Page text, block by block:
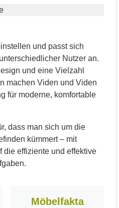
und passt sich
Nutzer an.
und eine Vielzahl
machen Viden und Viden
für moderne, komfortable
dass man sich um die
kümmert – mit
die effiziente und effektive
Möbelfakta